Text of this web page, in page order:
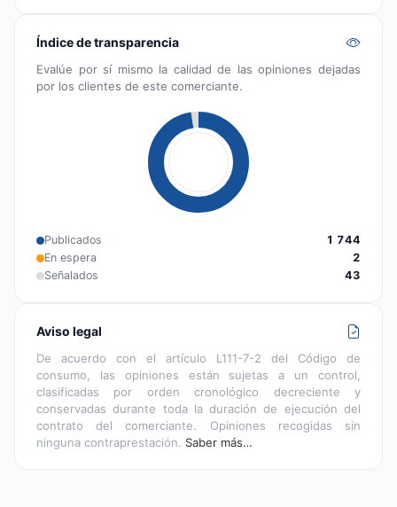
Índice de transparencia
Evalúe por sí mismo la calidad de las opiniones dejadas
por los clientes de este comerciante.
Publicados
1 744
En espera
2
Señalados
43
Aviso legal
De acuerdo con el artículo L111-7-2 del Código de
consumo, las opiniones están sujetas a un control,
clasificadas por orden cronológico decreciente y
conservadas durante toda la duración de ejecución del
contrato del comerciante. Opiniones recogidas sin
ninguna contraprestación. Saber más…